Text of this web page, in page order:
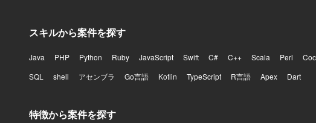
スキルから案件を探す
Java PHP Python Ruby JavaScript Swift C# C++ Scala Perl
SQL
shell アセンブラ Go言語 Kotlin TypeScript R言語 Apex Dart
特徴から案件を探す